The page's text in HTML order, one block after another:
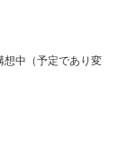
中（予定であり変